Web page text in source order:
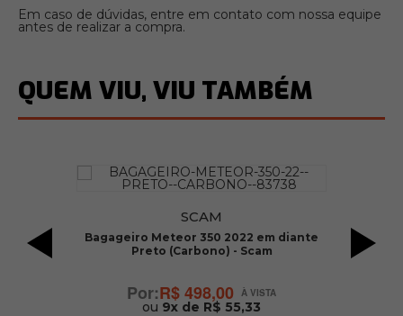
Em caso de dúvidas, entre em contato com nossa equipe
antes de realizar a compra.
QUEM VIU, VIU TAMBÉM
SCAM
Bagageiro Meteor 350 2022 em diante
Preto (Carbono) - Scam
R$ 498,00
ou 9x de R$ 55,33